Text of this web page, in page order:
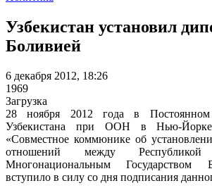
Узбекистан установил
Боливией
6 декабря 2012, 18:26
1969
Загрузка
28 ноября 2012 года в Постоянном
Узбекистана при ООН в Нью-
«Совместное коммюнике об
отношений между
Многонациональным Государством
вступило в силу со дня подписания